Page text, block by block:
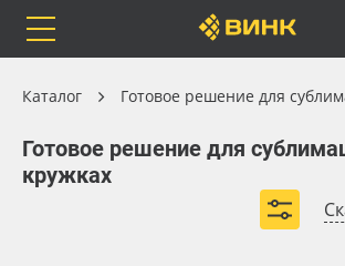
Каталог Готовое решение для
Готовое решение для
кружках
Клей, скотчи и крепёж
Сублимация
Оборудование и инструмент